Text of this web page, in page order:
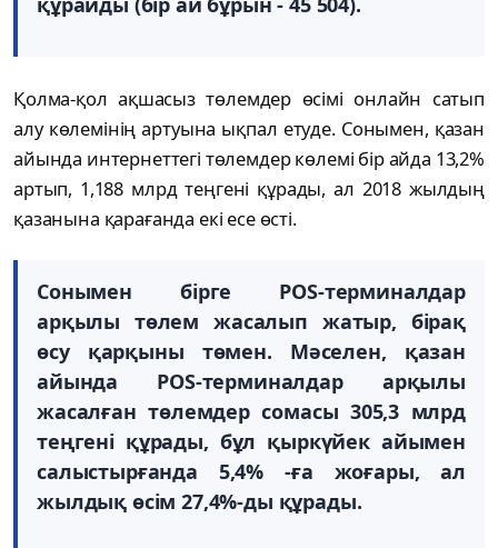
Қолма-қол ақшасыз төлемдер өсімі онлайн сатып
алу көлемінің артуына ықпал етуде. Сонымен, қазан
айында интернеттегі төлемдер көлемі бір айда 13,2%
артып, 1,188 млрд теңгені құрады, ал 2018 жылдың
қазанына қарағанда екі есе өсті.
Сонымен бірге POS-терминалдар
арқылы төлем жасалып жатыр, бірақ
өсу қарқыны төмен. Мәселен, қазан
айында POS-терминалдар арқылы
жасалған төлемдер сомасы 305,3 млрд
теңгені құрады, бұл қыркүйек айымен
салыстырғанда 5,4% -ға жоғары, ал
жылдық өсім 27,4%-ды құрады.